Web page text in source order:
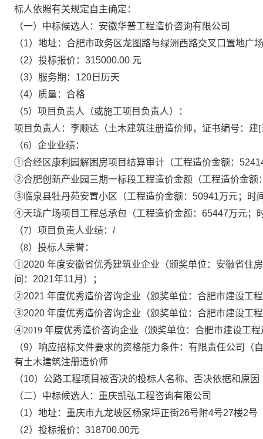
标人依照有关规定自主确定：
（一）中标候选人： 安徽华普工程造价咨询有限公司
（1）地址： 合肥市政务区龙图路与绿洲西路交叉口置地广场
（2）投标报价： 315000.00 元
（3）服务期： 120 日历天
（4） 质量： 合格
（5） 项目负责人（或施工项目负责人）：
项目负责人： 李顺达（土木建筑注册造价师，证书编号：建[
（6）企业业绩：
①合经区康利园解困房项目结算审计（工程造价金额：
②合肥创新产业园三期一标段工程造价金额（工程造价金额
③ 临泉县牡丹苑安置小区（工程造价金额： 50941万元；时
④天珑广场项目工程总承包（工程造价金额： 65447万元；
（7）项目负责人业绩： /
（8）投标人荣誉：
①2020 年度安徽省优秀建筑业企业（颁奖单位：安徽省住
间： 2021年11月）；
②2021 年度优秀造价咨询企业（颁奖单位：合肥市建设工
③2020 年度优秀造价咨询企业（颁奖单位：合肥市建设工
④2019 年度优秀造价咨询企业（颁奖单位：合肥市建设工
（9）响应招标文件要求的资格能力条件： 有限责任公司（
有土木建筑注册造价师
（10）公路工程项目被否决的投标人名称、否决依据和原因
（二） 中标候选人： 重庆凯弘工程咨询有限公司
（1）地址： 重庆市九龙坡区杨家坪正街26号附4号27楼2号
（2）投标报价： 318700.00元